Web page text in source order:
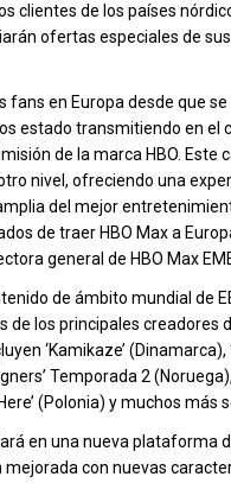
clientes de los países
ofertas especiales de
fans en Europa desde que
estado transmitiendo en
de la marca HBO. Este
nivel, ofreciendo una
del mejor
de traer HBO Max a
general de HBO Max
de ámbito mundial de
los principales creadores
‘Kamikaze’ (Dinamarca),
Temporada 2
(Polonia) y muchos
en una nueva plataforma
con nuevas